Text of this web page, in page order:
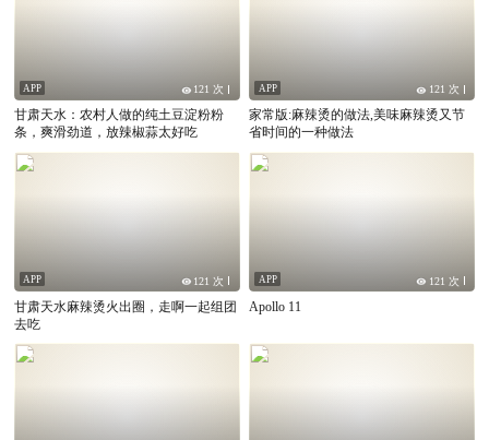
APP 121 次
甘肃天水：农村人做的纯土豆淀粉粉
条，爽滑劲道，放辣椒蒜太好吃
APP 121 次
家常版:麻辣烫的做法,美味麻辣烫又节
省时间的一种做法
APP 121 次
甘肃天水麻辣烫火出圈，走啊一起组团
去吃
APP 121 次
Apollo 11